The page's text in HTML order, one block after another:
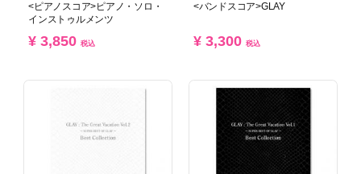
<ピアノスコア>ピアノ・ソロ・
インストゥルメンツ
¥ 3,850 税込
<バンドスコア>GLAY
¥ 3,300 税込